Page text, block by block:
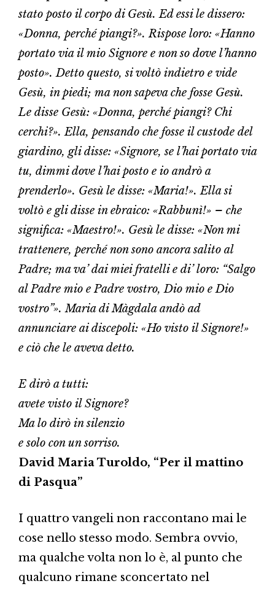
stato posto il corpo di Gesù. Ed essi le dissero:
«Donna, perché piangi?». Rispose loro: «Hanno
portato via il mio Signore e non so dove l’hanno
posto». Detto questo, si voltò indietro e vide
Gesù, in piedi; ma non sapeva che fosse Gesù.
Le disse Gesù: «Donna, perché piangi? Chi
cerchi?». Ella, pensando che fosse il custode del
giardino, gli disse: «Signore, se l’hai portato via
tu, dimmi dove l’hai posto e io andrò a
prenderlo». Gesù le disse: «Maria!». Ella si
voltò e gli disse in ebraico: «Rabbunì!» – che
significa: «Maestro!». Gesù le disse: «Non mi
trattenere, perché non sono ancora salito al
Padre; ma va’ dai miei fratelli e di’ loro: “Salgo
al Padre mio e Padre vostro, Dio mio e Dio
vostro”». Maria di Màgdala andò ad
annunciare ai discepoli: «Ho visto il Signore!»
e ciò che le aveva detto.
E dirò a tutti:
avete visto il Signore?
Ma lo dirò in silenzio
e solo con un sorriso.
David Maria Turoldo, “Per il mattino
di Pasqua”
I quattro vangeli non raccontano mai le
cose nello stesso modo. Sembra ovvio,
ma qualche volta non lo è, al punto che
qualcuno rimane sconcertato nel